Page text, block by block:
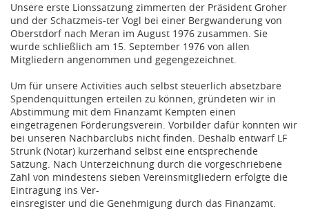
Unsere erste Lionssatzung zimmerten der Präsident Groher
und der Schatzmeis-ter Vogl bei einer Bergwanderung von
Oberstdorf nach Meran im August 1976 zusammen. Sie
wurde schließlich am 15. September 1976 von allen
Mitgliedern angenommen und gegengezeichnet.
Um für unsere Activities auch selbst steuerlich absetzbare
Spendenquittungen erteilen zu können, gründeten wir in
Abstimmung mit dem Finanzamt Kempten einen
eingetragenen Förderungsverein. Vorbilder dafür konnten wir
bei unseren Nachbarclubs nicht finden. Deshalb entwarf LF
Strunk (Notar) kurzerhand selbst eine entsprechende
Satzung. Nach Unterzeichnung durch die vorgeschriebene
Zahl von mindestens sieben Vereinsmitgliedern erfolgte die
Eintragung ins Ver-
einsregister und die Genehmigung durch das Finanzamt.